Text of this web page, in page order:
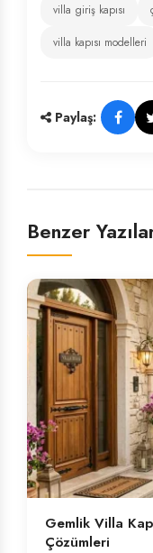
villa giriş kapısı
villa kapısı modelleri
Paylaş:
Benzer
Gemlik Villa
Çözümleri